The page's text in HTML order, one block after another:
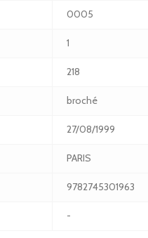
0005
1
218
broché
27/08/1999
PARIS
9782745301963
-